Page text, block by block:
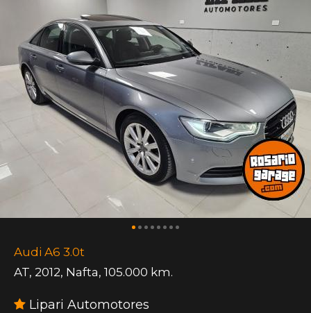
Audi A6 3.0t
AT, 2012, Nafta, 105.000 km.
Lipari Automotores